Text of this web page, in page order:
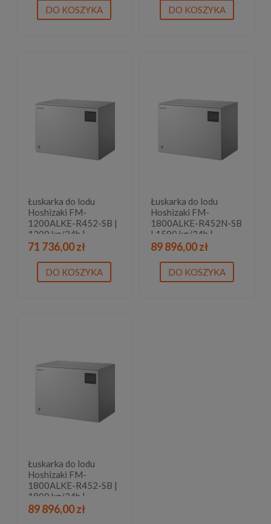
DO KOSZYKA DO KOSZYKA
Łuskarka do lodu
Hoshizaki FM-
1200ALKE-R452-SB |
1200 kg/24h |
chłodzona powietrzem
| płatki lodu
71 736,00 zł
DO KOSZYKA
Łuskarka do lodu
Hoshizaki FM-
1800ALKE-R452N-SB
| 1590 kg/24h |
chłodzona powietrzem
| bryłki lodu
89 896,00 zł
DO KOSZYKA
Łuskarka do lodu
Hoshizaki FM-
1800ALKE-R452-SB |
1800 kg/24h |
chłodzona powietrzem
| płatki lodu
89 896,00 zł